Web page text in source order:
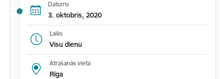
Datums
3. oktobris, 2020
Laiks
Visu dienu
Atrašanās vieta
Rīga